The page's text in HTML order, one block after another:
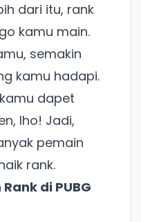
dari itu, rank
kamu main.
semakin
kamu hadapi.
dapet
lho! Jadi,
pemain
rank.
di PUBG